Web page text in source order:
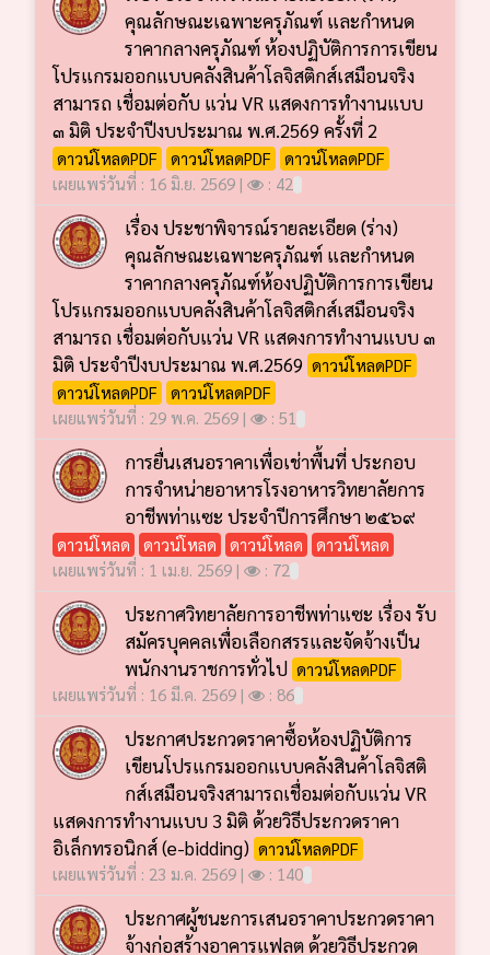
คุณลักษณะเฉพาะครุภัณฑ์ และกำหนด
ราคากลางครุภัณฑ์ ห้องปฏิบัติการการเขียน
โปรแกรมออกแบบคลังสินค้าโลจิสติกส์เสมือนจริง
สามารถ เชื่อมต่อกับ แว่น VR แสดงการทำงานแบบ
๓ มิติ ประจำปีงบประมาณ พ.ศ.2569 ครั้งที่ 2
ดาวน์โหลดPDF ดาวน์โหลดPDF
ดาวน์โหลดPDF
เผยแพร่วันที่ : 16 มิ.ย. 2569 |
: 42
เรื่อง ประชาพิจารณ์รายละเอียด (ร่าง)
คุณลักษณะเฉพาะครุภัณฑ์ และกำหนด
ราคากลางครุภัณฑ์ห้องปฏิบัติการการเขียน
โปรแกรมออกแบบคลังสินค้าโลจิสติกส์เสมือนจริง
สามารถ เชื่อมต่อกับแว่น VR แสดงการทำงานแบบ ๓
มิติ ประจำปีงบประมาณ พ.ศ.2569 ดาวน์โหลดPDF
ดาวน์โหลดPDF
ดาวน์โหลดPDF
เผยแพร่วันที่ : 29 พ.ค. 2569 |
: 51
การยื่นเสนอราคาเพื่อเช่าพื้นที่ ประกอบ
การจำหน่ายอาหารโรงอาหารวิทยาลัยการ
อาชีพท่าแซะ ประจำปีการศึกษา ๒๕๖๙
ดาวน์โหลด ดาวน์โหลด ดาวน์โหลด
ดาวน์โหลด
เผยแพร่วันที่ : 1 เม.ย. 2569 |
: 72
ประกาศวิทยาลัยการอาชีพท่าแซะ เรื่อง รับ
สมัครบุคคลเพื่อเลือกสรรและจัดจ้างเป็น
พนักงานราชการทั่วไป ดาวน์โหลดPDF
เผยแพร่วันที่ : 16 มี.ค. 2569 |
: 86
ประกาศประกวดราคาซื้อห้องปฏิบัติการ
เขียนโปรแกรมออกแบบคลังสินค้าโลจิสติ
กส์เสมือนจริงสามารถเชื่อมต่อกับแว่น VR
แสดงการทำงานแบบ 3 มิติ ด้วยวิธีประกวดราคา
อิเล็กทรอนิกส์ (e-bidding) ดาวน์โหลดPDF
เผยแพร่วันที่ : 23 ม.ค. 2569 |
: 140
ประกาศผู้ชนะการเสนอราคาประกวดราคา
จ้างก่อสร้างอาคารแฟลต ด้วยวิธีประกวด